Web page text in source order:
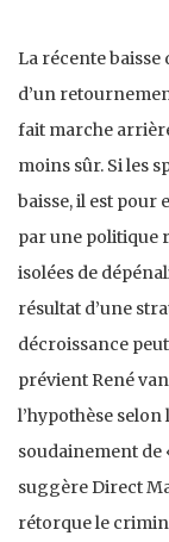
La récente
d’un
fait marche
moins sûr. Si les
baisse, il est pour
par une politique
isolées de
résultat d’une
décroissance
prévient René
l’hypothèse
soudainement de
suggère Direct
rétorque le